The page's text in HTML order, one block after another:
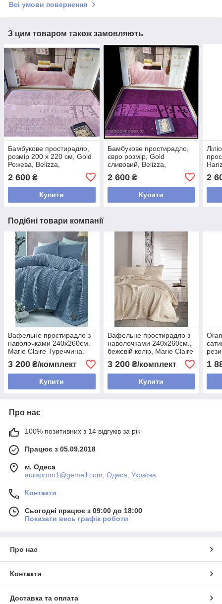
Всі умови повернення
З цим товаром також замовляють
Бамбукове простирадло,
розмір 200 х 220 см, Gold
Рожева, Belizza,
2 600 ₴
Купити
Бамбукове простирадло,
євро розмір, Gold
сливовий, Belizza,
2 600₴
Купити
2
Подібні товари компанії
Вафельне простирадло з
наволочками 240х260см.
Marie Claire Туреччина.
3 200 ₴/комплект
Купити
Вафельне простирадло з
наволочками 240х260см.,
бежевій колір, Marie Claire
Туреччина.
3 200₴/комплект
Купити
1
Про нас
100% позитивних з 14 відгуків за рік
Працює з 05.09.2018
м. Одеса
auraprom1@gemeil.com, Одеса, Україна
Контакти
Сьогодні працює з 09:00 до 18:00
Показати весь графік роботи
Про нас
Контакти
Доставка та оплата